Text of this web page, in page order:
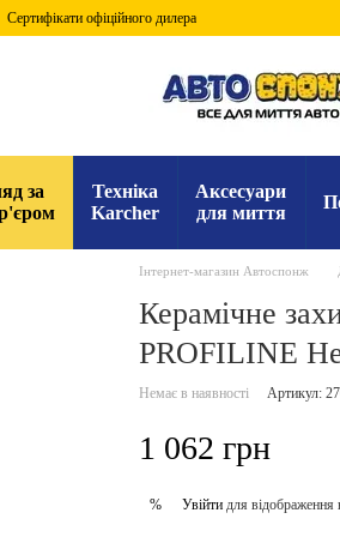
Сертифікати офіційного дилера
за
Техніка
Karcher
Аксесуари
для миття
Інтернет-магазин Автоспонж
Керамічне
PROFILINE
Немає в наявності Артикул:
1 062 грн
% Увійтидля відображення